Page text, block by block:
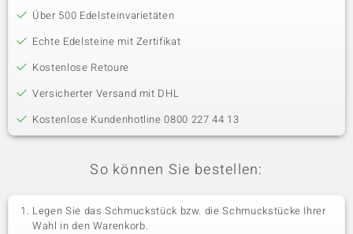
Über 500 Edelsteinvarietäten
Echte Edelsteine mit Zertifikat
Kostenlose Retoure
Versicherter Versand mit DHL
Kostenlose Kundenhotline 0800 227 44 13
So können Sie bestellen:
Legen Sie das Schmuckstück bzw. die Schmuckstücke Ihrer
Wahl in den Warenkorb.